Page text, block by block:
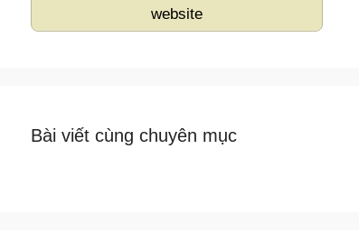
website
Bài viết cùng chuyên mục